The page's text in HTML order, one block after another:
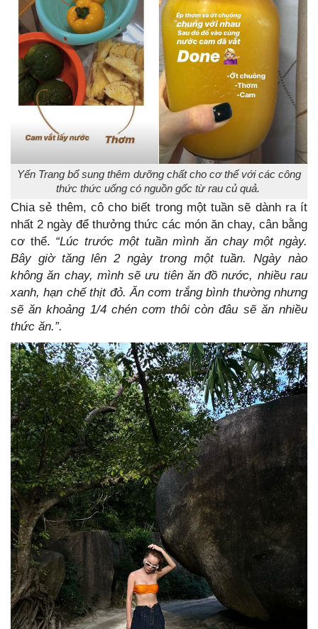
Yến Trang bổ sung thêm dưỡng chất cho cơ thể với các công
thức thức uống có nguồn gốc từ rau củ quả.
Chia sẻ thêm, cô cho biết trong một tuần sẽ dành ra ít
nhất 2 ngày để thưởng thức các món ăn chay, cân bằng
cơ thể. “Lúc trước một tuần mình ăn chay một ngày.
Bây giờ tăng lên 2 ngày trong một tuần. Ngày nào
không ăn chay, mình sẽ ưu tiên ăn đồ nước, nhiều rau
xanh, hạn chế thịt đỏ. Ăn cơm trắng bình thường nhưng
sẽ ăn khoảng 1/4 chén cơm thôi còn đâu sẽ ăn nhiều
thức ăn.”.